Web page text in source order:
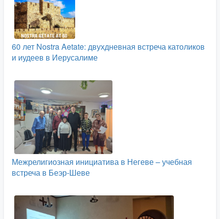
60 лет Nostra Aetate: двухдневная встреча католиков
и иудеев в Иерусалиме
Межрелигиозная инициатива в Негеве – учебная
встреча в Беэр-Шеве